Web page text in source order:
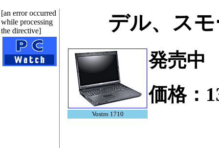
[an error occurred
while processing
the directive]
デル、ス
Vostro 1710
発売中
価格：